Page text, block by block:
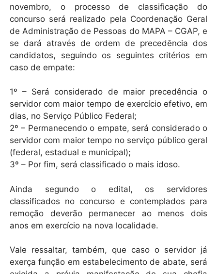
novembro, o processo de classificação do
concurso será realizado pela Coordenação Geral
de Administração de Pessoas do MAPA – CGAP, e
se dará através de ordem de precedência dos
candidatos, seguindo os seguintes critérios em
caso de empate:
1º – Será considerado de maior precedência o
servidor com maior tempo de exercício efetivo, em
dias, no Serviço Público Federal;
2º – Permanecendo o empate, será considerado o
servidor com maior tempo no serviço público geral
(federal, estadual e municipal);
3º – Por fim, será classificado o mais idoso.
Ainda segundo o edital, os servidores
classificados no concurso e contemplados para
remoção deverão permanecer ao menos dois
anos em exercício na nova localidade.
Vale ressaltar, também, que caso o servidor já
exerça função em estabelecimento de abate, será